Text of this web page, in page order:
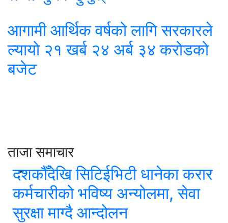
आगामी आर्थिक वर्षको लागि सरकारले
ल्यायो २१ खर्ब २४ अर्ब ३४ करोडको
बजेट
ताजा समाचार
दशकौँदेखि सिटिईभिटी धानेका करार
कर्मचारीको भविष्य अन्योलमा, सेवा
सुरक्षा माग्दै आन्दोलन